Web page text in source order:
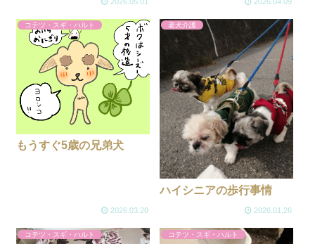
コテツ・スギ・ハルト
もうすぐ5歳の兄弟犬
2026.03.20
老犬介護
ハイシニアの歩行事情
2026.01.26
コテツ・スギ・ハルト コテツ・スギ・ハルト